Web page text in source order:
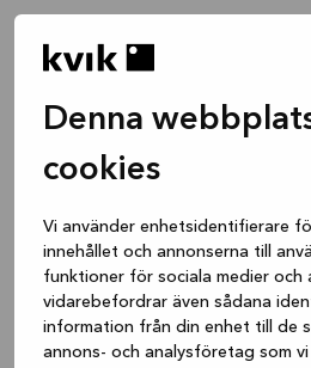
Denna
cookies
Vi använder enhetsidentifierare
innehållet och annonserna till
funktioner för sociala medier och
vidarebefordrar även sådana
information från din enhet till de
annons- och analysföretag som